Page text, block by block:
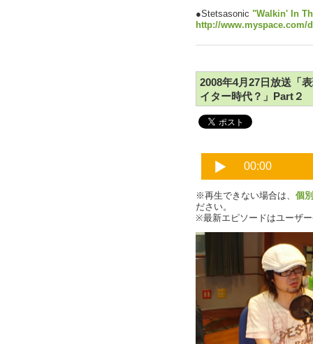
●Stetsasonic "Walkin' In
http://www.myspace.com/
2008年4月27日放送「
イター時代？」Part２
※再生できない場合は、 個
ださい。
※最新エピソードはユーザ